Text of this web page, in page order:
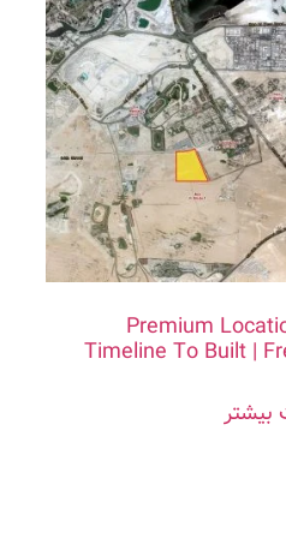
Premium
Timeline To Built |
بیشتر